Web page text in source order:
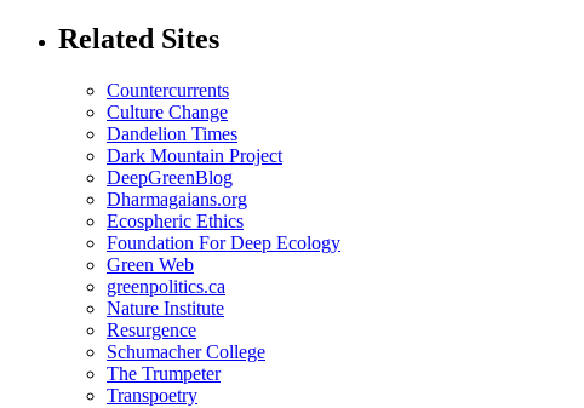
Related Sites
Countercurrents
Culture Change
Dandelion Times
Dark Mountain Project
DeepGreenBlog
Dharmagaians.org
Ecospheric Ethics
Foundation For Deep Ecology
Green Web
greenpolitics.ca
Nature Institute
Resurgence
Schumacher College
The Trumpeter
Transpoetry